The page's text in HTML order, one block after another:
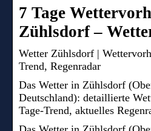
7 Tage
Zühlsdorf –
Wetter Zühlsdorf |
Trend, Regenradar
Das Wetter in Zühlsdorf
Deutschland): detaillierte
Tage-Trend, aktuelles